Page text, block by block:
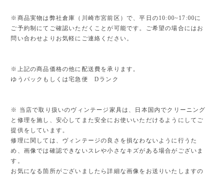
※商品実物は弊社倉庫（川崎市宮前区）で、平日の10:00~17:00に
ご予約制にてご確認いただくことが可能です。ご希望の場合にはお
問い合わせよりお気軽にご連絡ください。
※上記の商品価格の他に配送費を承ります。
ゆうパックもしくは宅急便 Dランク
※ 当店で取り扱いのヴィンテージ家具は、日本国内でクリーニング
と修理を施し、安心してまた安全にお使いいただけるようにしてご
提供をしています。
修理に関しては、ヴィンテージの良さを損なわないように行うた
め、画像では確認できないスレや小さなキズがある場合がございま
す。
お気になる箇所がございましたら詳細な画像をお送りいたしますの